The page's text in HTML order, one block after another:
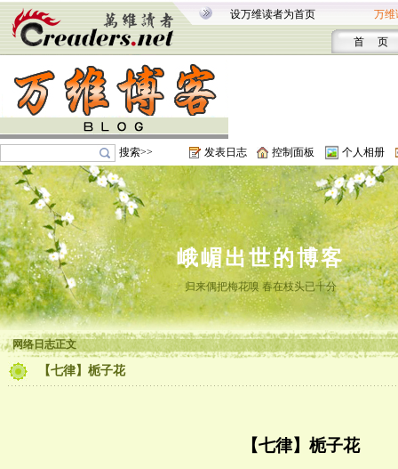
设万维读者为首页 万维
首 页
搜索>> 发表日志 控制面板 个人相册
峨嵋出世的博客
归来偶把梅花嗅 春在枝头已十分
网络日志正文
【七律】栀子花
【七律】栀子花